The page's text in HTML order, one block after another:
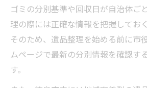
ゴミの分別基準や回収日が自治体ご
理の際には正確な情報を把握してお
そのため、遺品整理を始める前に市
ムページで最新の分別情報を確認す
す。